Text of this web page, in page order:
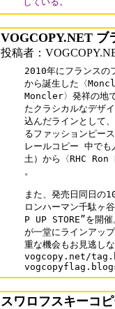
VOGCOPY.NET ブ
投稿者：
2010年にフランスの
から誕生した〈
Moncler〉発祥の地
たクラシカルなデ
込んだラインとして
るファッションピ
レールコピー 中でも
土）から〈RHC Ron
。
また、発売日同日の
ロンハーマン千駄ヶ
P UP STORE”を開
が一堂にラインアッ
重な機会もお見逃しな
vogcopy.net/
スワロフスキーコ